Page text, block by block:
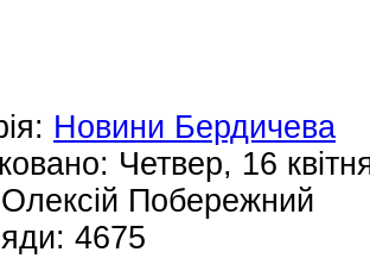
Новини Бердичева
Четвер, 16
Побережний
4675